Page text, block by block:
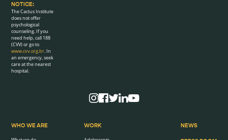
NOTICE:
The Cactus Institute
does not offer
psychological
counseling. If you
need help, call 188
(CVV) or go to
www.cvv.org.br. In
an emergency, seek
care at the nearest
hospital.
WHO WE ARE WORK NEWS